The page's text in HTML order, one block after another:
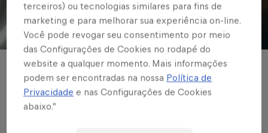
© Red Bull Bragantino
Red Bull Bragantino
terceiros) ou tecnologias similares para fins de
marketing e para melhorar sua experiência on-line.
Você pode revogar seu consentimento por meio
das Configurações de Cookies no rodapé do
website a qualquer momento. Mais informações
podem ser encontradas na nossa Política de
Privacidade e nas Configurações de Cookies
abaixo.”